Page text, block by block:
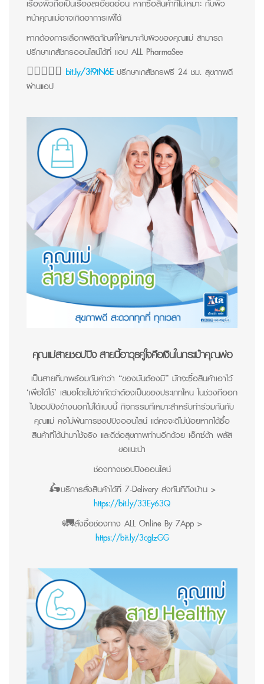
เรื่องผิวถือเป็นเรื่องละเอียดอ่อน หากซื้อสินค้าที่ไม่เหมาะ กับผิว
หน้าคุณแม่อาจเกิดอาการแพ้ได้
หากต้องการเลือกผลิตภัณฑ์ให้เหมาะกับผิวของคุณแม่ สามารถ
ปรึกษาเภสัชกรออนไลน์ได้ที่ แอป ALL PharmaSee
👩🏻‍⚕️✌🏻 bit.ly/3f9tN6E ปรึกษาเภสัชกรฟรี 24 ชม. สุขภาพดี
ผ่านแอป
คุณแม่สายชอปปิง สายนี้อาวุธคู่ใจคือเงินในกระเป๋าคุณพ่อ
เป็นสายที่มาพร้อมกับคำว่า “ของมันต้องมี” มักจะซื้อสินค้าเอาไว้
‘เผื่อได้ใช้’ เสมอโดยไม่จำกัดว่าต้องเป็นของประเภทไหน ในช่วงที่ออก
ไปชอปปิงข้างนอกไม่ได้แบบนี้ กิจกรรมที่เหมาะสำหรับทำร่วมกันกับ
คุณแม่ คงไม่พ้นการชอปปิงออนไลน์ แต่คงจะดีไม่น้อยหากได้ซื้อ
สินค้าที่ได้นำมาใช้จริง และดีต่อสุขภาพท่านอีกด้วย เอ็กซ์ต้า พลัส
ขอแนะนำ
ช่องทางชอปปิงออนไลน์
🛵บริการสั่งสินค้าได้ที่ 7-Delivery ส่งทันทีถึงบ้าน >
https://bit.ly/33Ey63Q
🚛สั่งซื้อช่องทาง ALL Online By 7App >
https://bit.ly/3cgIzGG